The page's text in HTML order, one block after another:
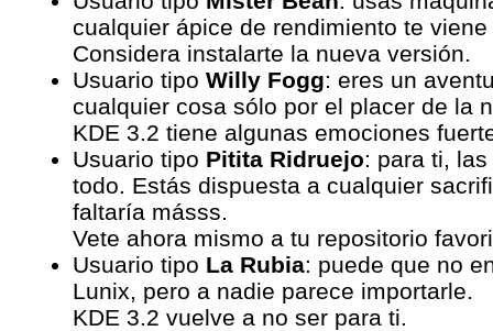
cualquier ápice de rendimiento te viene
Considera instalarte la nueva versión.
Usuario tipo Willy Fogg: eres un
cualquier cosa sólo por el placer de la
KDE 3.2 tiene algunas emociones
Usuario tipo Pitita Ridruejo: para ti,
todo. Estás dispuesta a cualquier
faltaría másss.
Vete ahora mismo a tu repositorio
Usuario tipo La Rubia: puede que no
Lunix, pero a nadie parece importarle.
KDE 3.2 vuelve a no ser para ti.